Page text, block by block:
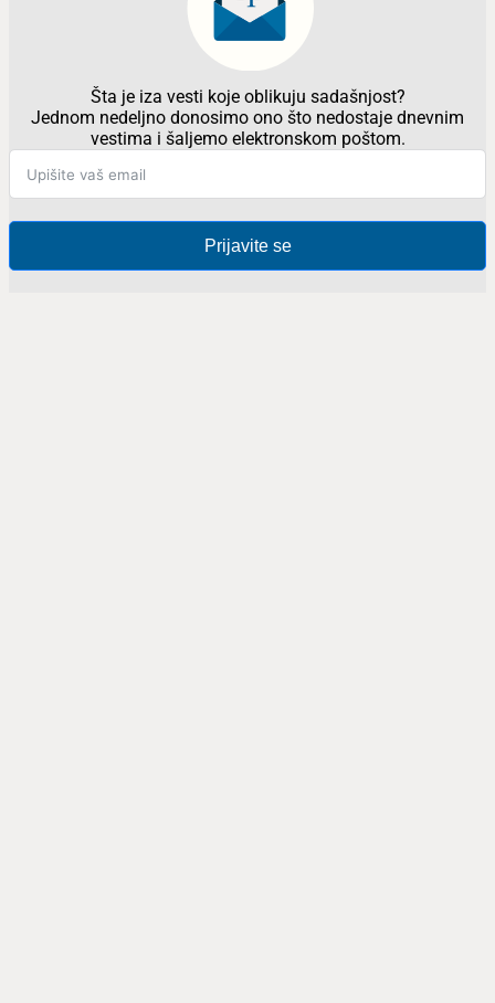
Šta je iza vesti koje oblikuju sadašnjost?
Jednom nedeljno donosimo ono što nedostaje dnevnim
vestima i šaljemo elektronskom poštom.
Prijavite se